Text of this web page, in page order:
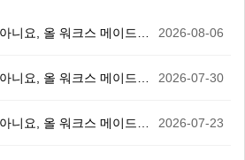
2026-08-06
2026-07-30
2026-07-23